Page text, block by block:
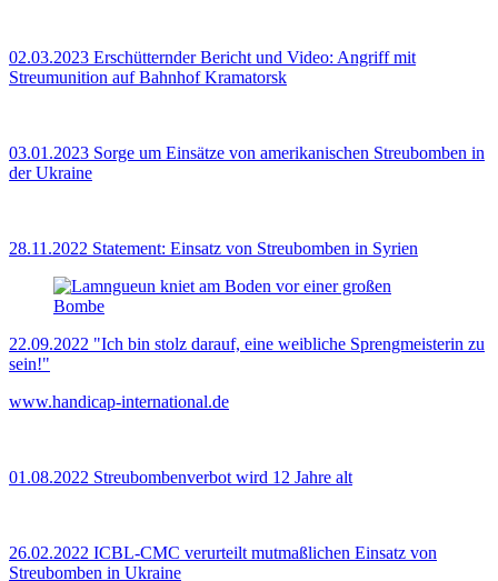
02.03.2023 Erschütternder Bericht und Video: Angriff mit
Streumunition auf Bahnhof Kramatorsk
03.01.2023 Sorge um Einsätze von amerikanischen Streubomben in
der Ukraine
28.11.2022 Statement: Einsatz von Streubomben in Syrien
22.09.2022 "Ich bin stolz darauf, eine weibliche Sprengmeisterin zu
sein!"
www.handicap-international.de
01.08.2022 Streubombenverbot wird 12 Jahre alt
26.02.2022 ICBL-CMC verurteilt mutmaßlichen Einsatz von
Streubomben in Ukraine